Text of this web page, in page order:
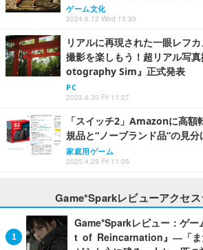
ゲーム文化
2024.6.12 Wed 15:30
リアルに再現された一眼レフ
撮影を楽しもう！超リアル写
otography Sim』正式発表
PC
2023.6.30 Fri 11:27
「スイッチ2」Amazonに高
規品と“ノーブランド品”の見
家庭用ゲーム
2025.4.25 Fri 11:05
Game*Sparkレビューアクセス
Game*Sparkレビュー：ゲー
t of Reincarnation』―「ま